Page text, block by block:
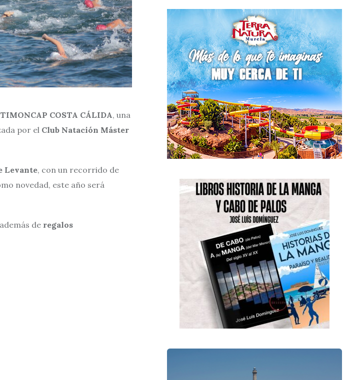
COSTA CÁLIDA, una
por el Club Natación Máster
Levante, con un recorrido de
novedad, este año será
de regalos